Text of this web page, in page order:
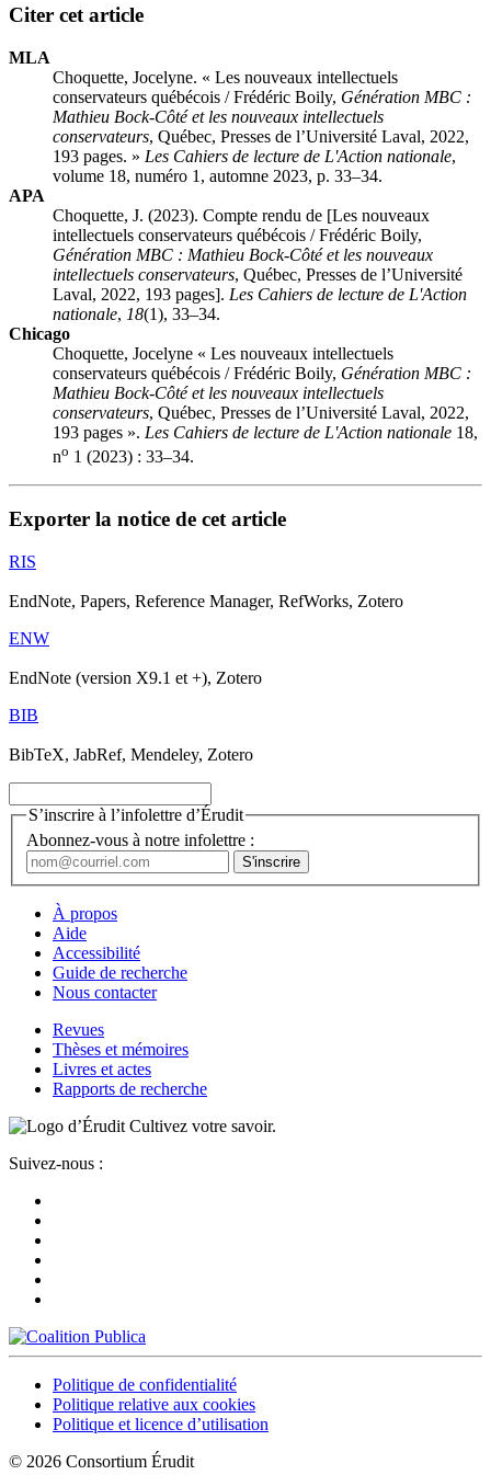
Citer cet article
MLA
Choquette, Jocelyne. « Les nouveaux intellectuels
conservateurs québécois /Frédéric Boily, Génération MBC :
Mathieu Bock-Côté et les nouveaux intellectuels
conservateurs, Québec, Presses de l’Université Laval, 2022,
193 pages. » Les Cahiers de lecture de L'Action nationale,
volume 18, numéro 1, automne 2023, p. 33–34.
APA
Choquette, J. (2023). Compte rendu de [Les nouveaux
intellectuels conservateurs québécois /Frédéric Boily,
Génération MBC : Mathieu Bock-Côté et les nouveaux
intellectuels conservateurs, Québec, Presses de l’Université
Laval, 2022, 193 pages]. Les Cahiers de lecture de L'Action
nationale, 18(1), 33–34.
Chicago
Choquette, Jocelyne « Les nouveaux intellectuels
conservateurs québécois /Frédéric Boily, Génération MBC :
Mathieu Bock-Côté et les nouveaux intellectuels
conservateurs, Québec, Presses de l’Université Laval, 2022,
193 pages ». Les Cahiers de lecture de L'Action nationale 18,
no 1 (2023) : 33–34.
Exporter la notice de cet article
RIS
EndNote, Papers, Reference Manager, RefWorks, Zotero
ENW
EndNote (version X9.1 et +), Zotero
BIB
BibTeX, JabRef, Mendeley, Zotero
S’inscrire à l’infolettre d’Érudit
Abonnez-vous à notre infolettre :
À propos
Aide
Accessibilité
Guide de recherche
Nous contacter
Revues
Thèses et mémoires
Livres et actes
Rapports de recherche
Cultivez votre savoir.
Suivez-nous :
Politique de confidentialité
Politique relative aux cookies
Politique et licence d’utilisation
© 2026 Consortium Érudit